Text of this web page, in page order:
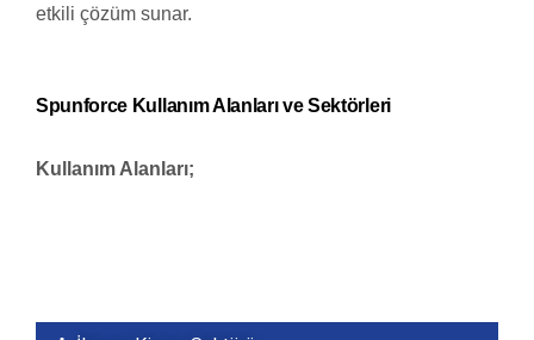
etkili çözüm sunar.
Spunforce Kullanım Alanları ve Sektörleri
Kullanım Alanları;